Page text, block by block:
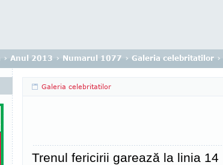
› Anul 2013 › Numarul 1077 › Galeria celebritatilor
Galeria celebritatilor
Trenul fericirii garează la linia 14